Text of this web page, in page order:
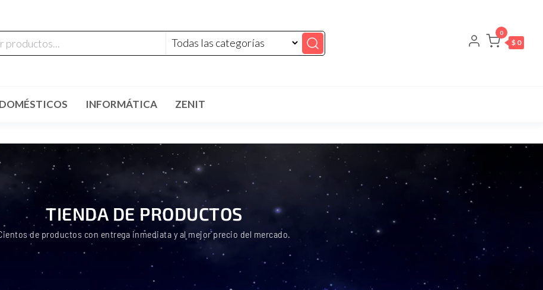
0
$ 0
INFORMÁTICA ZENIT
TIENDA DE PRODUCTOS
de productos con entrega inmediata y al mejor precio del mercado.